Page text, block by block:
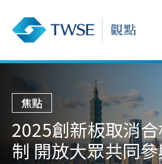
焦點
2025創新板取消
制 開放大眾共同